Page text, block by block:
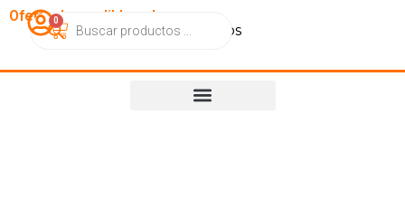
OfertasImperdibles.cl
CatálogoContactoNosotros
0